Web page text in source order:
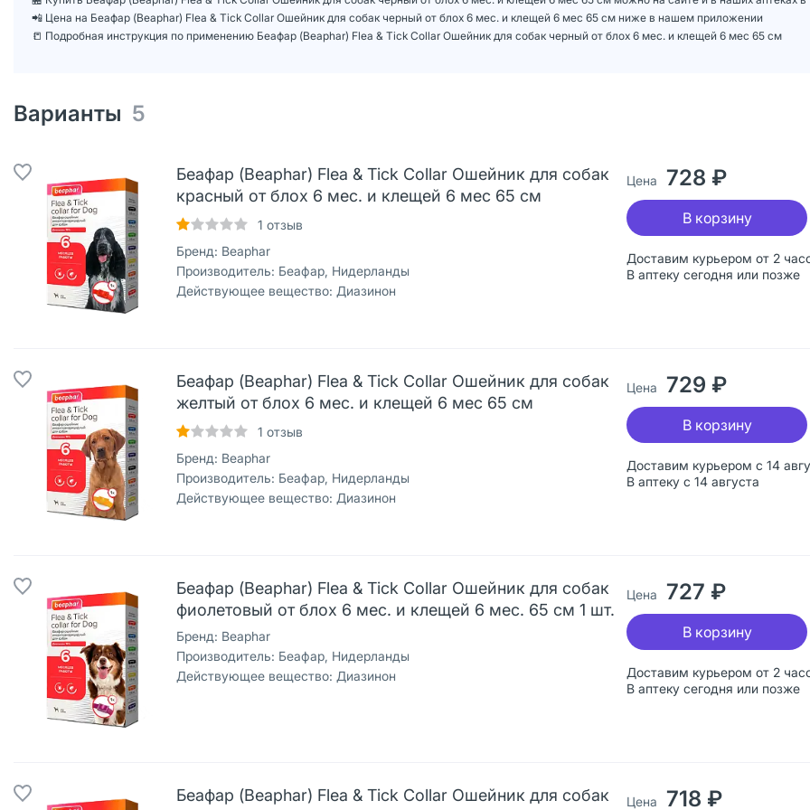
📲 Цена на Беафар (Beaphar) Flea & Tick Collar Ошейник для собак черный от блох 6 мес. и клещей 6 мес 65 см ниже в нашем приложении
📒 Подробная инструкция по применению Беафар (Beaphar) Flea & Tick Collar Ошейник для собак черный от блох 6 мес. и клещей 6 мес 65 см
Варианты 5
Беафар (Beaphar) Flea & Tick Collar Ошейник для собак
красный от блох 6 мес. и клещей 6 мес 65 см
1 отзыв
Бренд: Beaphar
Производитель: Беафар, Нидерланды
Действующее вещество: Диазинон
Доставим курьером от 2
В аптеку сегодня или позже
Цена 728 ₽
В корзину
Беафар (Beaphar) Flea & Tick Collar Ошейник для собак
желтый от блох 6 мес. и клещей 6 мес 65 см
1 отзыв
Бренд: Beaphar
Производитель: Беафар, Нидерланды
Действующее вещество: Диазинон
Доставим курьером с 14
В аптеку с 14 августа
Цена 729 ₽
В корзину
Беафар (Beaphar) Flea & Tick Collar Ошейник для собак
фиолетовый от блох 6 мес. и клещей 6 мес. 65 см 1 шт.
Бренд: Beaphar
Производитель: Беафар, Нидерланды
Действующее вещество: Диазинон
Доставим курьером от 2
В аптеку сегодня или позже
Цена 727 ₽
В корзину
Беафар (Beaphar) Flea & Tick Collar Ошейник для собак
Цена 718 ₽